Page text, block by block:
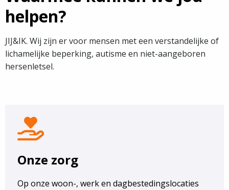
helpen?
JIJ&IK. Wij zijn er voor mensen met een verstandelijke of
lichamelijke beperking, autisme en niet-aangeboren
hersenletsel.
Onze zorg
Op onze woon-, werk en dagbestedingslocaties
Zorg